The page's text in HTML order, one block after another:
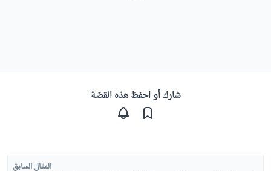
شارك أو احفظ هذه القصّة
المقال السابق